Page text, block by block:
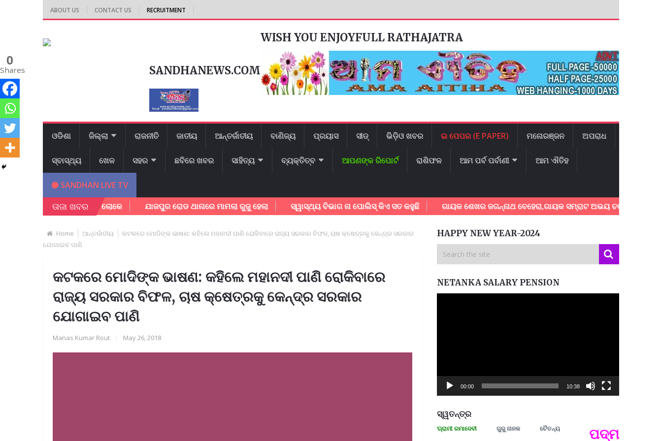
ABOUT US CONTACT US RECRUITMENT
WISH YOU ENJOYFULL RATHAJATRA
SANDHANEWS.COM
ଓଡିଶା ଜିଲ୍ଲା ରାଜନୀତି ଜାତୀୟ ଆନ୍ତର୍ଜାତୀୟ ବାଣିଜ୍ୟ ପ୍ରୟାସ ସୀଡ୍ ଭିଡ଼ିଓ ଖବର ଇ ପେପର (E PAPER) ମନୋରଞ୍ଜନ ଅପରାଧ
ସ୍ବାସ୍ଥ୍ୟ ଖେଳ ସହର ଛବିରେ ଖବର ସାହିତ୍ୟ ବ୍ୟକ୍ତିତ୍ବ ଆପଣଙ୍କ ରିପୋର୍ଟ ରାଶିଫଳ ଆମ ପର୍ବ ପର୍ବାଣୀ ଆମ ଐତିହ
SANDHAN LIVE TV
ତାଜା ଖବର
ବର୍ତ୍ତିଲେ ପରିବାର ଲୋକେ ଯାଜପୁର ରୋଡ ଥାନାରେ ମାମଲା ରୁଜୁ ହେଲା ସ୍ୱାସ୍ଥ୍ୟ ବିଭାଗ ନା ପୋଲିସ୍ କିଏ ସତ କହୁଛି ଗାୟକ ଶେଖର ଜଗନ୍ନାଥ ବେହେରା,ଗାୟକ ସମ୍ରାଟ ଅଭୟ ଚରଣ ସ୍ଵାଇଁଙ୍କ
Home ଆନ୍ତର୍ଜାତୀୟ
କଟକରେ ମୋଦିଙ୍କ ଭାଷଣ: କହିଲେ ମହାନଦୀ ପାଣି ରୋକିବାରେ ରାଜ୍ୟ ସରକାର ବିଫଳ, ଚାଷ କ୍ଷେତ୍ରକୁ କେନ୍ଦ୍ର ସରକାର
ଯୋଗାଇବ ପାଣି
କଟକରେ ମୋଦିଙ୍କ ଭାଷଣ: କହିଲେ ମହାନଦୀ ପାଣି ରୋକିବାରେ
ରାଜ୍ୟ ସରକାର ବିଫଳ, ଚାଷ କ୍ଷେତ୍ରକୁ କେନ୍ଦ୍ର ସରକାର
ଯୋଗାଇବ ପାଣି
Manas Kumar Rout May 26, 2018
0
Shares
HAPPY NEW YEAR-2024
NETANKA SALARY PENSION
00:00 10:38
ସ୍ୱତନ୍ତ୍ର
ମନେ ପଡନ୍ତି: ସ୍ୱାଧୀନତା ସଂଗ୍ରାମୀ ରମାଦେବୀ ଗୁରୁ ନାନକ ଚୈତନ୍ୟ ପଦ୍ମଶ୍ରୀ